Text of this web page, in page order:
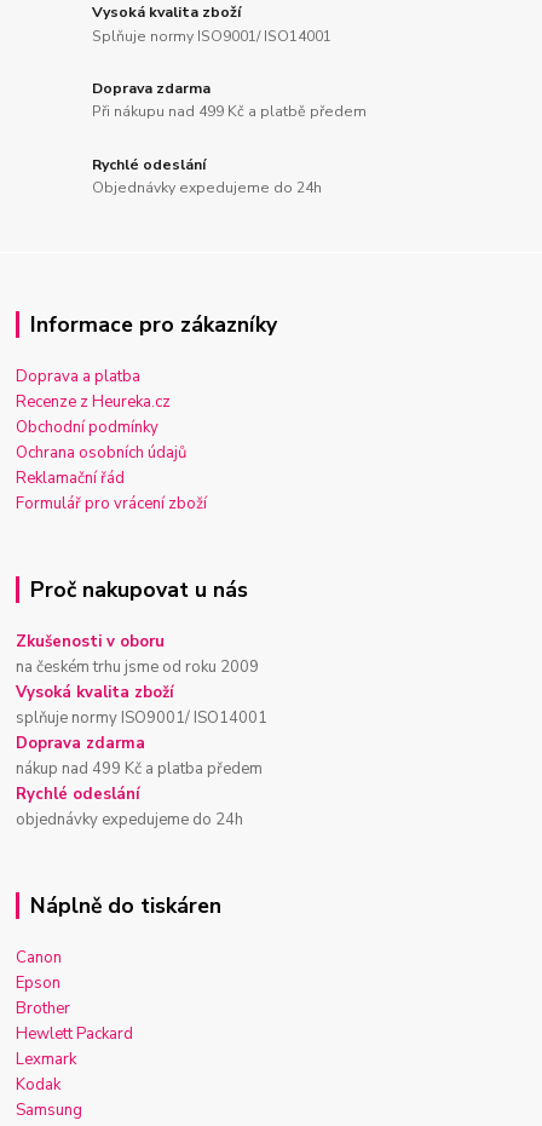
Vysoká kvalita zboží
Splňuje normy ISO9001/ ISO14001
Doprava zdarma
Při nákupu nad 499 Kč a platbě předem
Rychlé odeslání
Objednávky expedujeme do 24h
Informace pro zákazníky
Doprava a platba
Recenze z Heureka.cz
Obchodní podmínky
Ochrana osobních údajů
Reklamační řád
Formulář pro vrácení zboží
Proč nakupovat u nás
Zkušenosti v oboru
na českém trhu jsme od roku 2009
Vysoká kvalita zboží
splňuje normy ISO9001/ ISO14001
Doprava zdarma
nákup nad 499 Kč a platba předem
Rychlé odeslání
objednávky expedujeme do 24h
Náplně do tiskáren
Canon
Epson
Brother
Hewlett Packard
Lexmark
Kodak
Samsung